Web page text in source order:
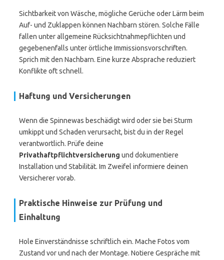
Sichtbarkeit von Wäsche, mögliche Gerüche oder Lärm beim
Auf- und Zuklappen können Nachbarn stören. Solche Fälle
fallen unter allgemeine Rücksichtnahmepflichten und
gegebenenfalls unter örtliche Immissionsvorschriften.
Sprich mit den Nachbarn. Eine kurze Absprache reduziert
Konflikte oft schnell.
Haftung und Versicherungen
Wenn die Spinnewas beschädigt wird oder sie bei Sturm
umkippt und Schaden verursacht, bist du in der Regel
verantwortlich. Prüfe deine
Privathaftpflichtversicherung und dokumentiere
Installation und Stabilität. Im Zweifel informiere deinen
Versicherer vorab.
Praktische Hinweise zur Prüfung und
Einhaltung
Hole Einverständnisse schriftlich ein. Mache Fotos vom
Zustand vor und nach der Montage. Notiere Gespräche mit